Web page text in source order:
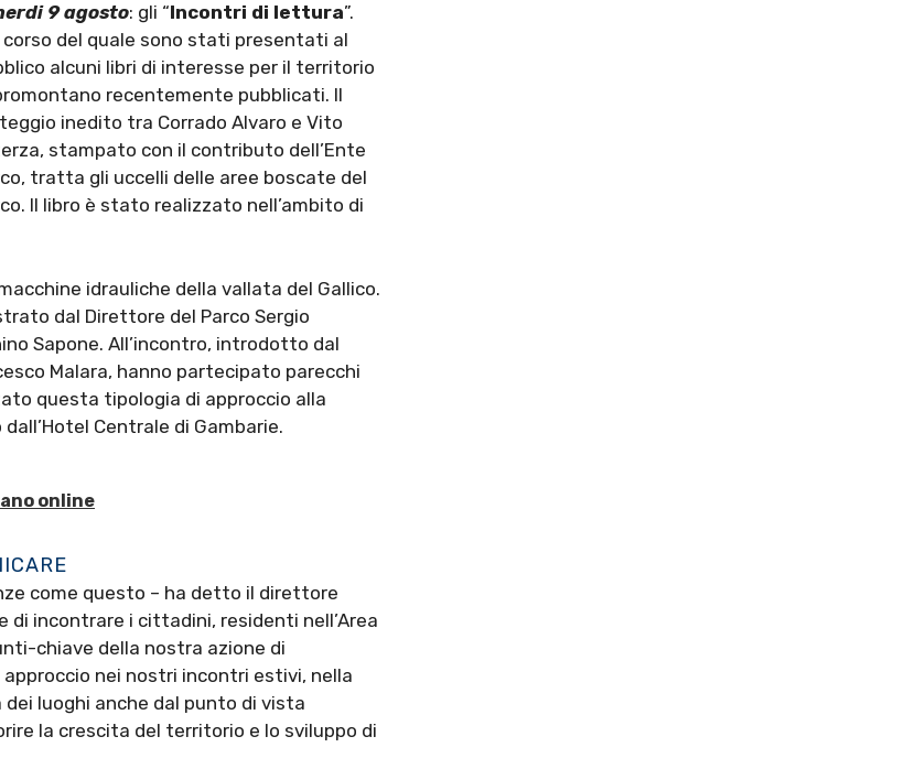
9 agosto: gli “Incontri di lettura”.
corso del quale sono stati presentati al
alcuni libri di interesse per il territorio
recentemente pubblicati. Il
inedito tra Corrado Alvaro e Vito
stampato con il contributo dell’Ente
tratta gli uccelli delle aree boscate del
Il libro è stato realizzato nell’ambito di
idrauliche della vallata del Gallico.
dal Direttore del Parco Sergio
Sapone. All’incontro, introdotto dal
Malara, hanno partecipato parecchi
questa tipologia di approccio alla
Centrale di Gambarie.
online
come questo – ha detto il direttore
di incontrare i cittadini, residenti nell’Area
chiave della nostra azione di
nei nostri incontri estivi, nella
luoghi anche dal punto di vista
la crescita del territorio e lo sviluppo di